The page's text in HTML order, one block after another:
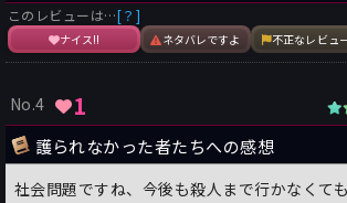
このレビューは…[？]
ナイス!! ネタバレですよ 不正なレビュ
No.4 1
護られなかった者たちへの感想
社会問題ですね、今後も殺人まで行かなくて